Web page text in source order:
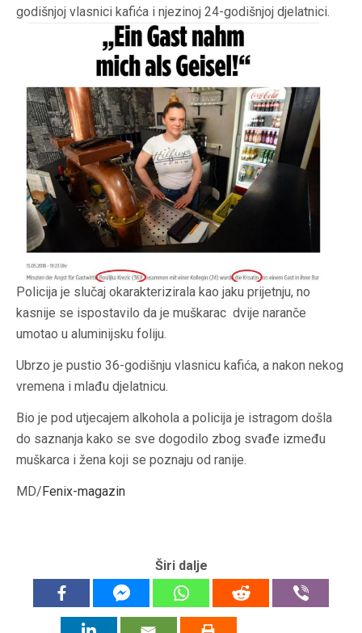
godišnjoj vlasnici kafića i njezinoj 24-godišnjoj djelatnici.
Policija je slučaj okarakterizirala kao jaku prijetnju, no
kasnije se ispostavilo da je muškarac dvije naranče
umotao u aluminijsku foliju.
Ubrzo je pustio 36-godišnju vlasnicu kafića, a nakon nekog
vremena i mlađu djelatnicu.
Bio je pod utjecajem alkohola a policija je istragom došla
do saznanja kako se sve dogodilo zbog svađe između
muškarca i žena koji se poznaju od ranije.
MD/Fenix-magazin
Širi dalje